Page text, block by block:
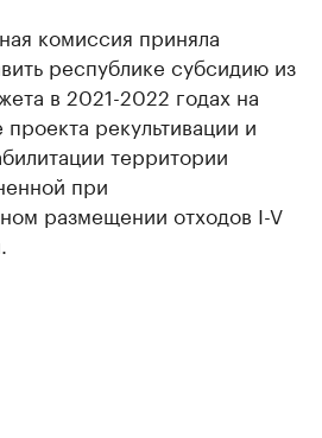
комиссия приняла
республике субсидию из
в 2021-2022 годах на
рекультивации и
территории
при
размещении отходов I-V